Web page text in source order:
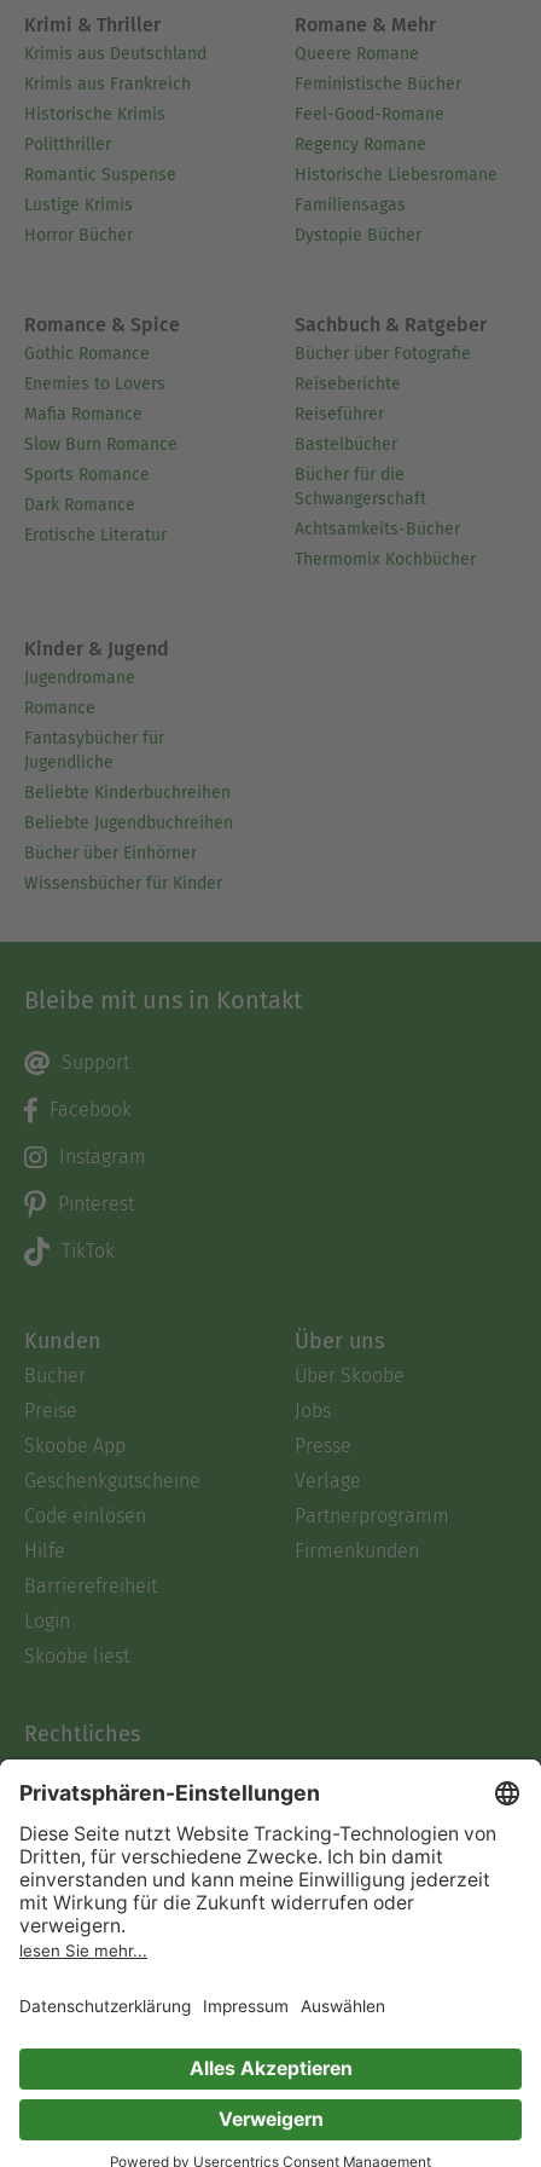
Krimi & Thriller
Krimis aus Deutschland
Krimis aus Frankreich
Historische Krimis
Politthriller
Romantic Suspense
Lustige Krimis
Horror Bücher
Romane & Mehr
Queere Romane
Feministische Bücher
Feel-Good-Romane
Regency Romane
Historische Liebesromane
Familiensagas
Dystopie Bücher
Romance & Spice
Gothic Romance
Enemies to Lovers
Mafia Romance
Slow Burn Romance
Sports Romance
Dark Romance
Erotische Literatur
Sachbuch & Ratgeber
Bücher über Fotografie
Reiseberichte
Reiseführer
Bastelbücher
Bücher für die
Schwangerschaft
Achtsamkeits-Bücher
Thermomix Kochbücher
Kinder & Jugend
Jugendromane
Romance
Fantasybücher für
Jugendliche
Beliebte Kinderbuchreihen
Beliebte Jugendbuchreihen
Bücher über Einhörner
Wissensbücher für Kinder
Bleibe mit uns in Kontakt
Support
Facebook
Instagram
Pinterest
TikTok
Kunden
Bücher
Preise
Skoobe App
Geschenkgutscheine
Code einlösen
Hilfe
Barrierefreiheit
Login
Skoobe liest
Über uns
Über Skoobe
Jobs
Presse
Verlage
Partnerprogramm
Firmenkunden
Rechtliches
AGB
Informationen nach Data
Act
Verträge hier kündigen
Impressum
Immer ein gutes Buch